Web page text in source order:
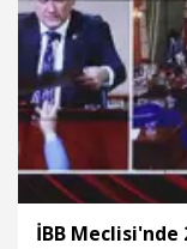
8.12.2025 Ekonomi